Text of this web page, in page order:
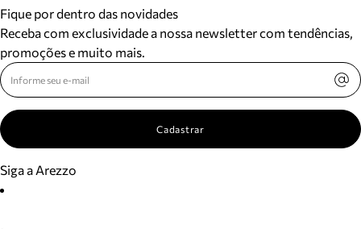
Fique por dentro das novidades
Receba com exclusividade a nossa newsletter com tendências,
promoções e muito mais.
Cadastrar
Siga a Arezzo